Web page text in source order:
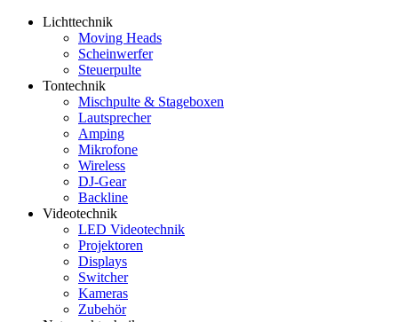
Lichttechnik
Moving Heads
Scheinwerfer
Steuerpulte
Tontechnik
Mischpulte & Stageboxen
Lautsprecher
Amping
Mikrofone
Wireless
DJ-Gear
Backline
Videotechnik
LED Videotechnik
Projektoren
Displays
Switcher
Kameras
Zubehör